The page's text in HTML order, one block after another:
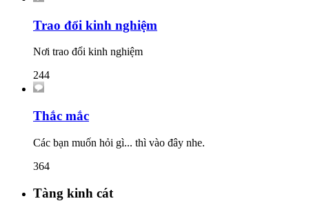
Trao đổi kinh nghiệm
Nơi trao đổi kinh nghiệm
244
Thắc mắc
Các bạn muốn hỏi gì... thì vào đây nhe.
364
Tàng kinh cát